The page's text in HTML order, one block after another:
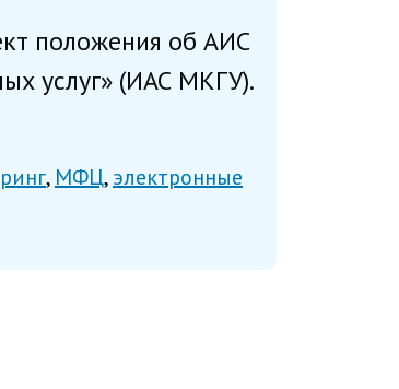
положения об АИС
услуг» (ИАС МКГУ).
МФЦ электронные